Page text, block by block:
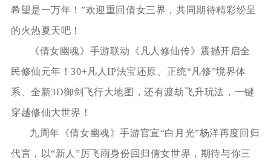
希望是一万年！”欢迎重回倩女三界，共同期待精彩纷呈
的火热夏天吧！
《倩女幽魂》手游联动《凡人修仙传》震撼开启全
民修仙元年！30+凡人IP法宝还原、正统“凡修”境界体
系、全新3D御剑飞行大地图，还有渡劫飞升玩法，一键
穿越修仙大世界！
九周年《倩女幽魂》手游官宣“白月光”杨洋再度回归
代言，以“新人”厉飞雨身份回归倩女世界，期待与你三